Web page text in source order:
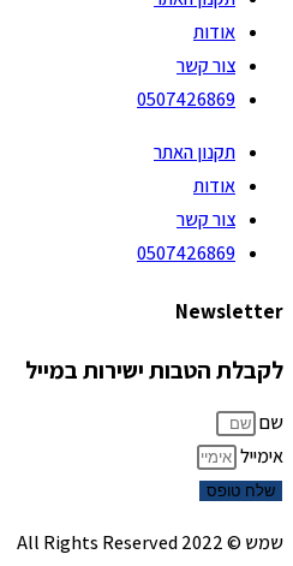
אודות
צור קשר
0507426869
תקנון האתר
אודות
צור קשר
0507426869
Newsletter
לקבלת הטבות ישירות במייל
שם
אימייל
שלח טופס
שמש © 2022 All Rights Reserved